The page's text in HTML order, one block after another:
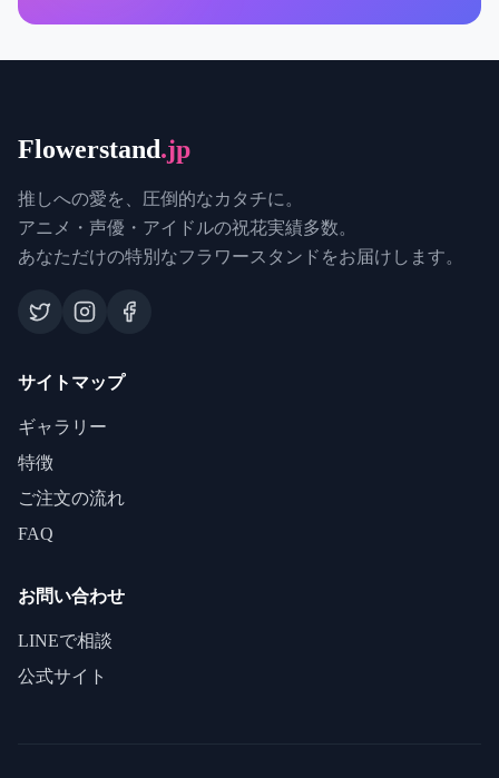
Flowerstand.jp
推しへの愛を、圧倒的なカタチに。
アニメ・声優・アイドルの祝花実績多数。
あなただけの特別なフラワースタンドをお届けします。
サイトマップ
ギャラリー
特徴
ご注文の流れ
FAQ
お問い合わせ
LINEで相談
公式サイト